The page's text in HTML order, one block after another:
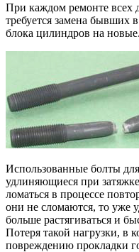
При каждом ремонте всех
требуется замена бывших
блока цилиндров на новые.
Использованные болты
удлиняющиеся при
ломаться в процессе
они не сломаются, то уже
больше растягиваться и
Потеря такой нагрузки, в
повреждению прокладки